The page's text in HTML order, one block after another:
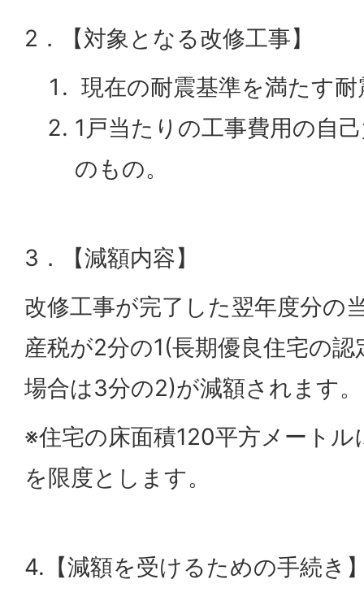
2．【対象となる改修工事】
現在の耐震基準を満たす
1戸当たりの工事費用の自
のもの。
3．【減額内容】
改修工事が完了した翌年度分の
産税が2分の1(長期優良住宅の
場合は3分の2)が減額されます。
※住宅の床面積120平方メート
を限度とします。
4.【減額を受けるための手続き